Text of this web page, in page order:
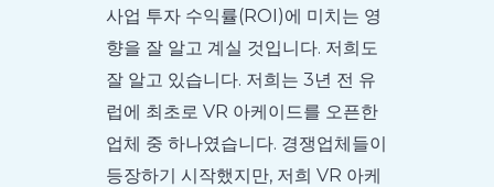
사업 투자 수익률(ROI)에 미치는 영
향을 잘 알고 계실 것입니다. 저희도
잘 알고 있습니다. 저희는 3년 전 유
럽에 최초로 VR 아케이드를 오픈한
업체 중 하나였습니다. 경쟁업체들이
등장하기 시작했지만, 저희 VR 아케